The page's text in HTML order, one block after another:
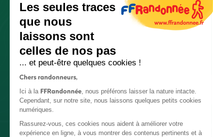
Les seules traces
que nous
laissons sont
celles de nos pas
... et peut-être quelques cookies !
Chers randonneurs,
Ici à la FFRandonnée, nous préférons laisser la nature intacte.
Cependant, sur notre site, nous laissons quelques petits cookies
numériques.
Rassurez-vous, ces cookies nous aident à améliorer votre
expérience en ligne, à vous montrer des contenus pertinents et à